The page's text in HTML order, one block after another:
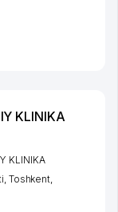
KLINIKA
KLINIKA
, Toshkent,